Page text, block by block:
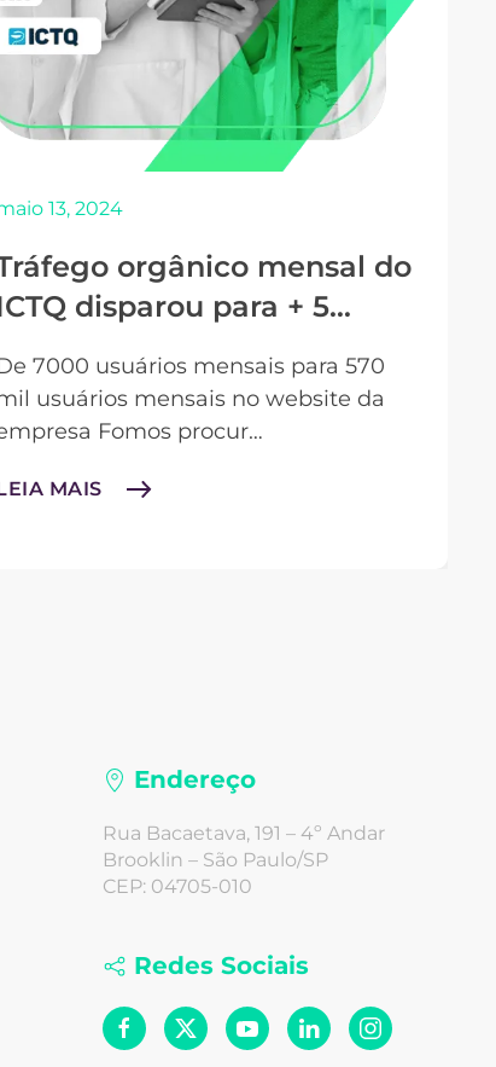
13, 2024
orgânico mensal do
disparou para + 5…
7000 usuários mensais para 570
usuários mensais no website da
Fomos procur…
MAIS
Endereço
Rua Bacaetava, 191 – 4º Andar
Brooklin – São Paulo/SP
CEP: 04705-010
Redes Sociais